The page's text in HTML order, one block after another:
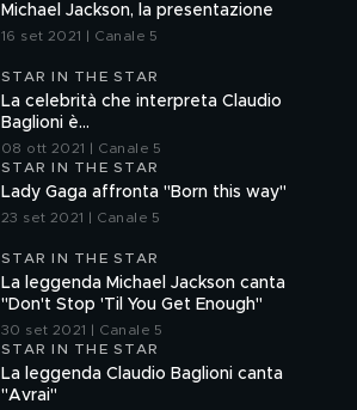
Michael Jackson, la presentazione
16 set 2021 | Canale 5
STAR IN THE STAR
La celebrità che interpreta Claudio
Baglioni è…
08 ott 2021 | Canale 5
STAR IN THE STAR
Lady Gaga affronta "Born this way"
23 set 2021 | Canale 5
STAR IN THE STAR
La leggenda Michael Jackson canta
"Don't Stop 'Til You Get Enough"
30 set 2021 | Canale 5
STAR IN THE STAR
La leggenda Claudio Baglioni canta
"Avrai"